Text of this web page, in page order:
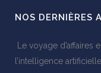
NOS DERNIÈRES
Le voyage
l’intelligence artificielle